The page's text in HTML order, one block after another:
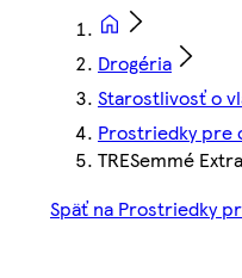
Drogéria
Starostlivosť o
Prostriedky pre
TRESemmé
Späť na Prostriedky